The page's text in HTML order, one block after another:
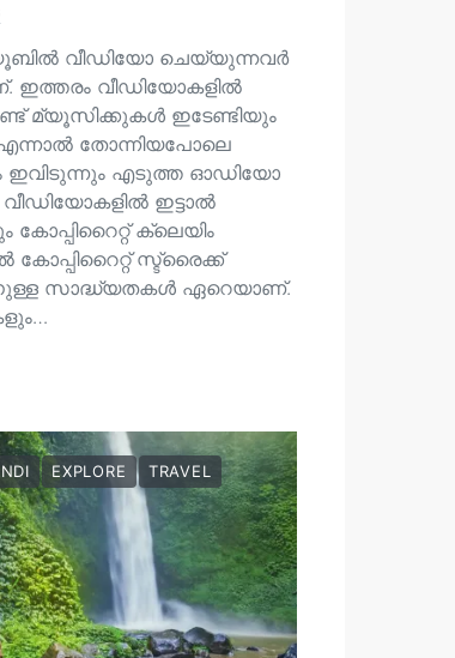
വീഡിയോ ചെയ്യുന്നവർ
ഇത്തരം വീഡിയോകളിൽ
മ്യൂസിക്കുകൾ ഇടേണ്ടിയും
തോന്നിയപോലെ
ഇവിടുന്നും എടുത്ത ഓഡിയോ
ഇട്ടാൽ
കോപ്പിറൈറ്റ് ക്ലെയിം
കോപ്പിറൈറ്റ് സ്ട്രൈക്ക്
സാദ്ധ്യതകൾ ഏറെയാണ്.
EXPLORE TRAVEL